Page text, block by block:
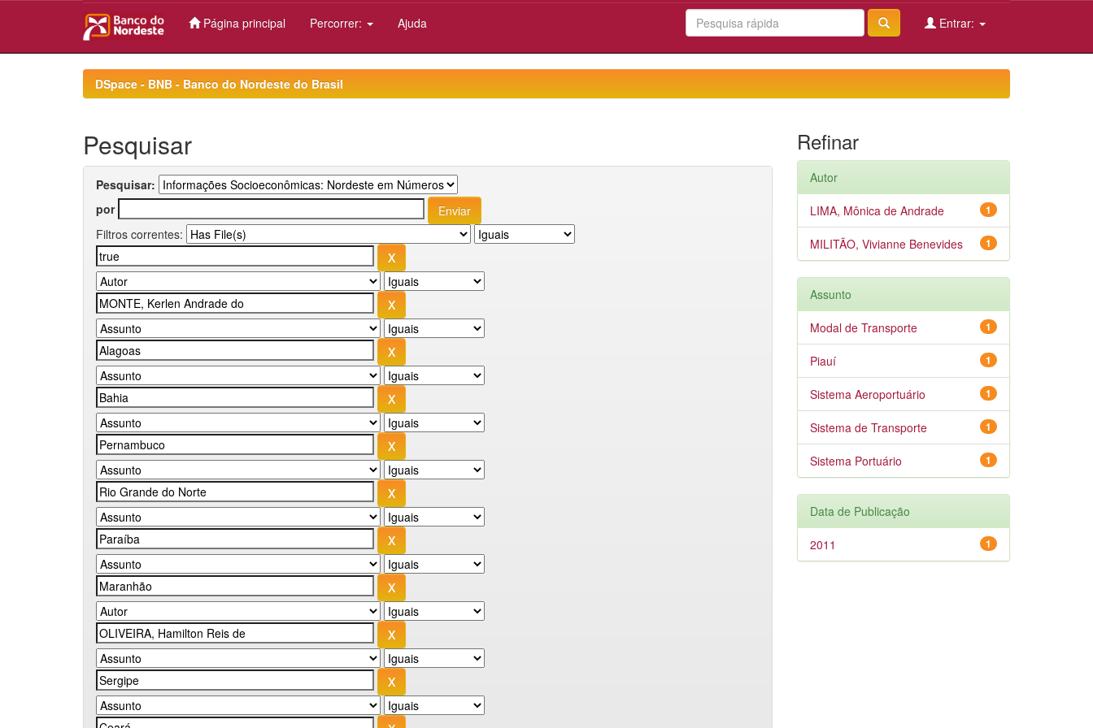
Página principal Percorrer: Ajuda Entrar:
DSpace - BNB - Banco do Nordeste do Brasil
Pesquisar
Pesquisar:
por
Filtros correntes:
Refinar
Autor
1
LIMA, Mônica de Andrade
1
MILITÃO, Vivianne Benevides
Assunto
1
Modal de Transporte
1
Piauí
1
Sistema Aeroportuário
1
Sistema de Transporte
1
Sistema Portuário
Data de Publicação
1
2011